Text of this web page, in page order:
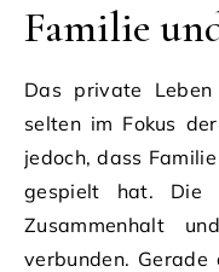
Familie
Das private
selten im Fokus
jedoch, dass
gespielt hat. Die
Zusammenhalt
verbunden. Gerade